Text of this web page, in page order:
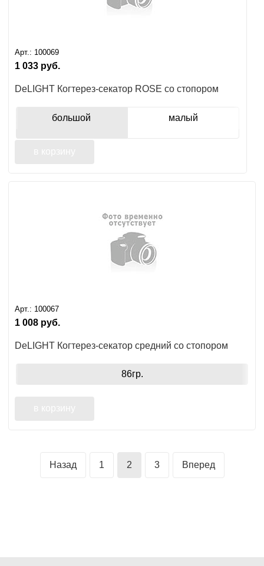
Арт.: 100069
1 033 руб.
DeLIGHT Когтерез-секатор ROSE со стопором
большой малый
Арт.: 100067
1 008 руб.
DeLIGHT Когтерез-секатор средний со стопором
86гр.
Назад 1 2 3 Вперед